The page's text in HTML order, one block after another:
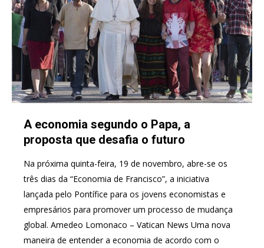
A economia segundo o Papa, a
proposta que desafia o futuro
Na próxima quinta-feira, 19 de novembro, abre-se os
três dias da “Economia de Francisco”, a iniciativa
lançada pelo Pontífice para os jovens economistas e
empresários para promover um processo de mudança
global. Amedeo Lomonaco – Vatican News Uma nova
maneira de entender a economia de acordo com o